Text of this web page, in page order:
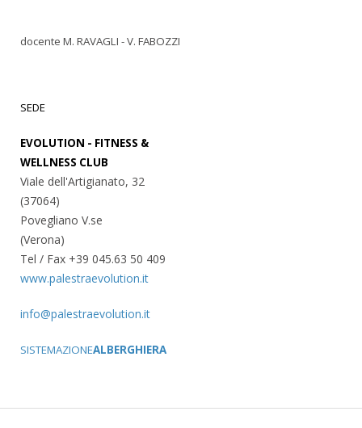
docente M. RAVAGLI - V. FABOZZI
SEDE
EVOLUTION - FITNESS &
WELLNESS CLUB
Viale dell'Artigianato, 32
(37064)
Povegliano V.se
(Verona)
Tel / Fax +39 045.63 50 409
www.palestraevolution.it
SISTEMAZIONEALBERGHIERA